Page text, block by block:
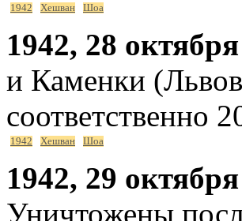
1942 Хешван Шоа
1942, 28 октября
и Каменки
соответственно
1942 Хешван Шоа
1942, 29 октября
Уничтожены